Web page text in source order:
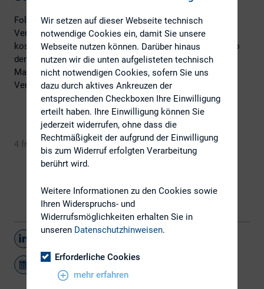
Folgende Stornierungsgebühren sind beim Rücktritt vom
Vertrag zu beachten: bis einen Monat vor Kursbeginn
kostenlos, bis eine Woche vor Kursbeginn 50 %, innerhalb
der letzten Woche vor Kursbeginn 90 % der Kursgebühr.
Maßgeblich ist der Eingang der Rücktrittserklärung beim
Veranstalter (DIRK).
4 freie Plätze Jetzt anmelden
Wir setzen auf dieser Webseite technisch
notwendige Cookies ein, damit Sie unsere
Webseite nutzen können. Darüber hinaus
nutzen wir die unten aufgelisteten technisch
nicht notwendigen Cookies, sofern Sie uns
dazu durch aktives Ankreuzen der
entsprechenden Checkboxen Ihre Einwilligung
erteilt haben. Ihre Einwilligung können Sie
jederzeit widerrufen, ohne dass die
Rechtmäßigkeit der aufgrund der Einwilligung
bis zum Widerruf erfolgten Verarbeitung
berührt wird.
Weitere Informationen zu den Cookies sowie
Ihren Widerspruchs- und
Widerrufsmöglichkeiten erhalten Sie in
unseren Datenschutzhinweisen.
Erforderliche Cookies
mehr erfahren